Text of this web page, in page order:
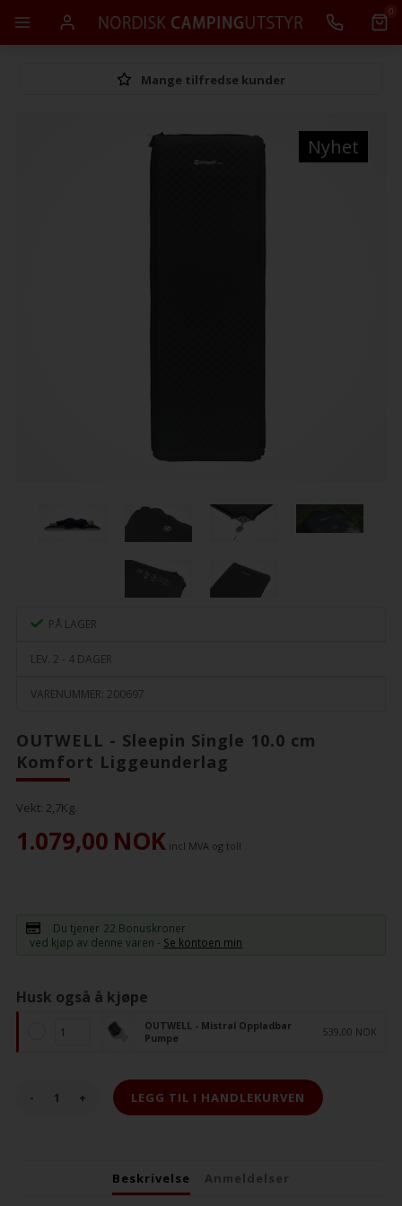
0
Mange tilfredse kunder
Nyhet
PÅ LAGER
LEV. 2 - 4 DAGER
VARENUMMER: 200697
OUTWELL - Sleepin Single 10.0 cm
Komfort Liggeunderlag
Vekt: 2,7Kg.
1.079,00 NOK incl MVA og toll
Du tjener 22 Bonuskroner
ved kjøp av denne varen - Se kontoen min
Husk også å kjøpe
OUTWELL - Mistral Oppladbar
Pumpe
539,00 NOK
- +
Beskrivelse Anmeldelser